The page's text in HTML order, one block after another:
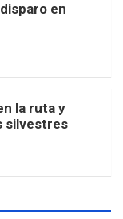
en
la ruta y
silvestres